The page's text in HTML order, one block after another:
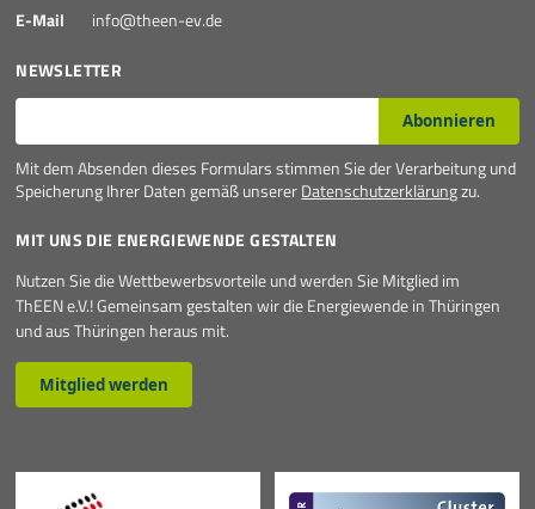
E-Mail
info@theen-ev.de
NEWSLETTER
E-Mail* Abonnieren
Mit dem Absenden dieses Formulars stimmen Sie der Verarbeitung und
Speicherung Ihrer Daten gemäß unsererDatenschutzerklärungzu.
MIT UNS DIE ENERGIEWENDE GESTALTEN
Nutzen Sie die Wettbewerbsvorteile und werden Sie Mitglied im
ThEEN e.V.! Gemeinsam gestalten wir die Energiewende in Thüringen
und aus Thüringen heraus mit.
Mitglied werden